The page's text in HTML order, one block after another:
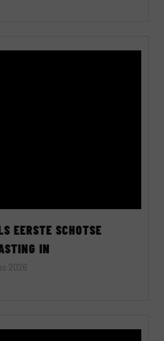
EERSTE SCHOTSE
IN
2026